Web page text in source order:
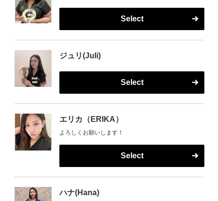
Select
ジュリ(Juli)
Select
エリカ（ERIKA）
よろしくお願いします！
Select
ハナ(Hana)